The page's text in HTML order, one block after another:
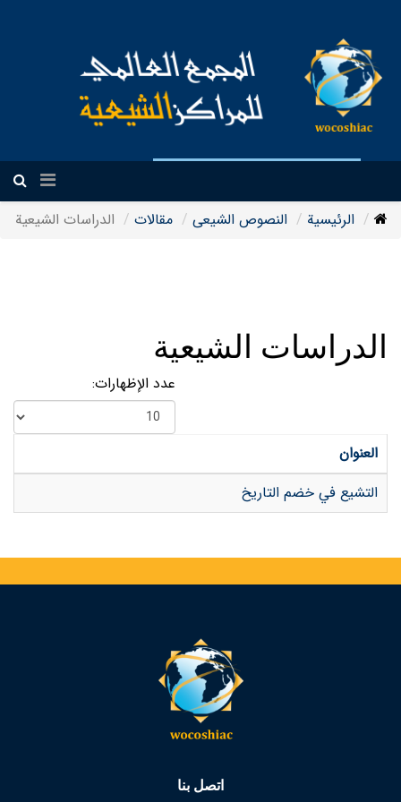
الرئيسية النصوص الشيعی مقالات الدراسات الشيعية
الدراسات الشيعية
عدد الإظهارات:
العنوان
التشيع في خضم التاريخ
اتصل بنا